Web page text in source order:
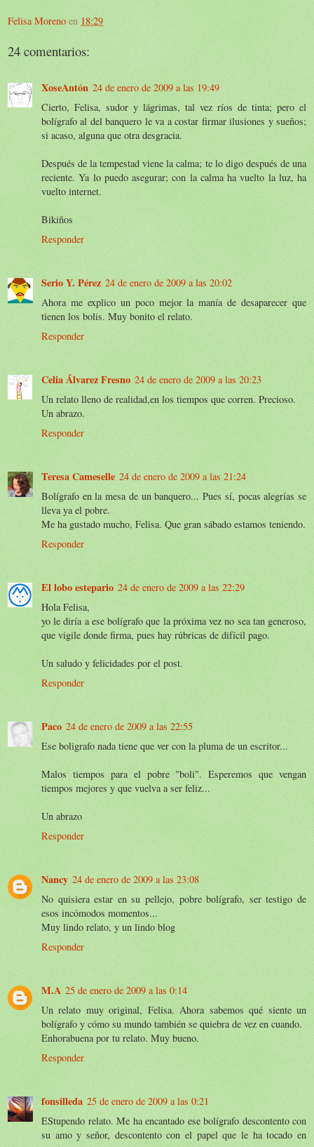
Felisa Moreno en 18:29
24 comentarios:
XoseAntón 24 de enero de 2009 a las 19:49
Cierto, Felisa, sudor y lágrimas, tal vez ríos de tinta; pero el
bolígrafo al del banquero le va a costar firmar ilusiones y sueños;
si acaso, alguna que otra desgracia.
Después de la tempestad viene la calma; te lo digo después de una
reciente. Ya lo puedo asegurar; con la calma ha vuelto la luz, ha
vuelto internet.
Bikiños
Responder
Serio Y. Pérez 24 de enero de 2009 a las 20:02
Ahora me explico un poco mejor la manía de desaparecer que
tienen los bolis. Muy bonito el relato.
Responder
Celia Álvarez Fresno 24 de enero de 2009 a las 20:23
Un relato lleno de realidad,en los tiempos que corren. Precioso.
Un abrazo.
Responder
Teresa Cameselle 24 de enero de 2009 a las 21:24
Bolígrafo en la mesa de un banquero... Pues sí, pocas alegrías se
lleva ya el pobre.
Me ha gustado mucho, Felisa. Que gran sábado estamos teniendo.
Responder
El lobo estepario 24 de enero de 2009 a las 22:29
Hola Felisa,
yo le diría a ese bolígrafo que la próxima vez no sea tan generoso,
que vigile donde firma, pues hay rúbricas de difícil pago.
Un saludo y felicidades por el post.
Responder
Paco 24 de enero de 2009 a las 22:55
Ese boligrafo nada tiene que ver con la pluma de un escritor...
Malos tiempos para el pobre "boli". Esperemos que vengan
tiempos mejores y que vuelva a ser feliz...
Un abrazo
Responder
Nancy 24 de enero de 2009 a las 23:08
No quisiera estar en su pellejo, pobre bolígrafo, ser testigo de
esos incómodos momentos...
Muy lindo relato, y un lindo blog
Responder
M.A 25 de enero de 2009 a las 0:14
Un relato muy original, Felisa. Ahora sabemos qué siente un
bolígrafo y cómo su mundo también se quiebra de vez en cuando.
Enhorabuena por tu relato. Muy bueno.
Responder
fonsilleda 25 de enero de 2009 a las 0:21
EStupendo relato. Me ha encantado ese bolígrafo descontento con
su amo y señor, descontento con el papel que le ha tocado en